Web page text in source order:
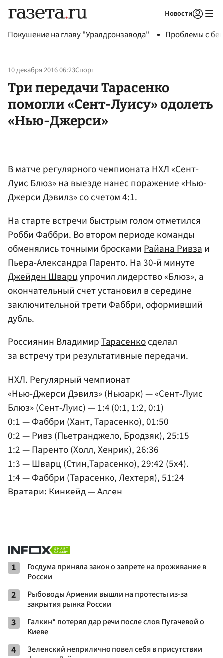
Новости
Покушение на главу "Уралдронзавода" Проблемы с
10 декабря 2016 06:23Спорт
Три передачи Тарасенко
помогли «Сент-Луису» одолеть
«Нью-Джерси»
В матче регулярного чемпионата НХЛ «Сент-
Луис Блюз» на выезде нанес поражение «Нью-
Джерси Дэвилз» со счетом 4:1.
На старте встречи быстрым голом отметился
Робби Фаббри. Во втором периоде команды
обменялись точными броскамиРайана Ривзаи
Пьера-Александра Паренто. На 30-й минуте
Джейден Шварцупрочил лидерство «Блюз», а
окончательный счет установил в середине
заключительной трети Фаббри, оформивший
дубль.
Россиянин ВладимирТарасенкосделал
за встречу три результативные передачи.
НХЛ. Регулярный чемпионат
«Нью-Джерси Дэвилз» (Ньюарк) — «Сент-Луис
Блюз» (Сент-Луис) — 1:4 (0:1, 1:2, 0:1)
0:1 — Фаббри (Хант, Тарасенко), 01:50
0:2 — Ривз (Пьетранджело, Бродзяк), 25:15
1:2 — Паренто (Холл, Хенрик), 26:36
1:3 — Шварц (Стин,Тарасенко), 29:42 (5х4).
1:4 — Фаббри (Тарасенко, Лехтеря), 51:24
Вратари: Кинкейд — Аллен
1
Госдума приняла закон о запрете на проживание в
России
2
Рыбоводы Армении вышли на протесты из-за
закрытия рынка России
3
Галкин* потерял дар речи после слов Пугачевой о
Киеве
4
Зеленский неприлично повел cебя в присутствии